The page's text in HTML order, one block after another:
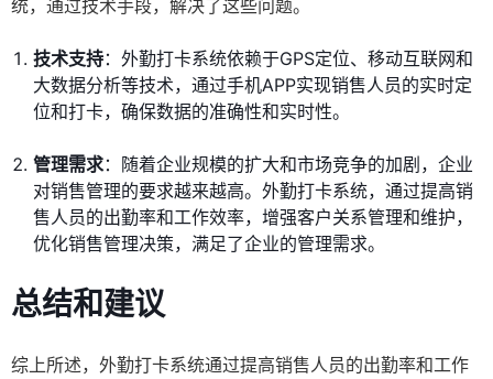
统，通过技术手段，解决了这些问题。
技术支持：外勤打卡系统依赖于GPS定位、移动互联网和
大数据分析等技术，通过手机APP实现销售人员的实时定
位和打卡，确保数据的准确性和实时性。
管理需求：随着企业规模的扩大和市场竞争的加剧，企业
对销售管理的要求越来越高。外勤打卡系统，通过提高销
售人员的出勤率和工作效率，增强客户关系管理和维护，
优化销售管理决策，满足了企业的管理需求。
总结和建议
综上所述，外勤打卡系统通过提高销售人员的出勤率和工作